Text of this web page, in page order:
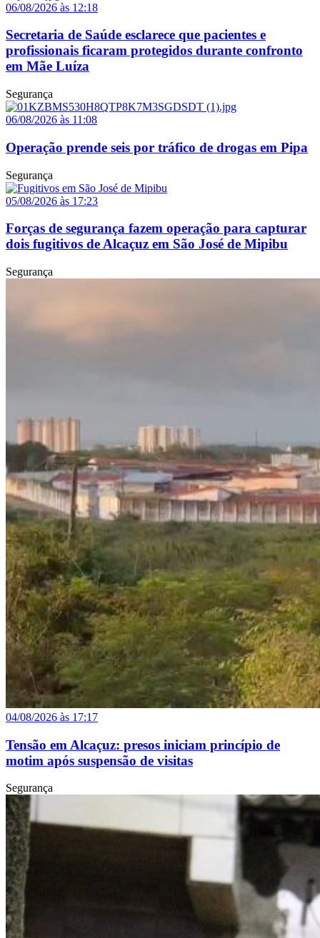
06/08/2026 às 12:18
Secretaria de Saúde esclarece que pacientes e
profissionais ficaram protegidos durante confronto
em Mãe Luíza
Segurança
06/08/2026 às 11:08
Operação prende seis por tráfico de drogas em Pipa
Segurança
05/08/2026 às 17:23
Forças de segurança fazem operação para capturar
dois fugitivos de Alcaçuz em São José de Mipibu
Segurança
04/08/2026 às 17:17
Tensão em Alcaçuz: presos iniciam princípio de
motim após suspensão de visitas
Segurança